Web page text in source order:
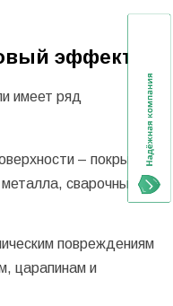
эффект?
имеет ряд
– покрытие
сварочные
повреждениям
царапинам и